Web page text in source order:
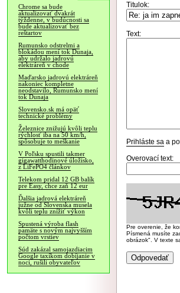
Chrome sa bude
aktualizovať dvakrát
týždenne, v budúcnosti sa
bude aktualizovať bez
reštartov
Rumunsko odstrelmi a
blokádou mení tok Dunaja,
aby udržalo jadrovú
elektráreň v chode
Maďarsko jadrovú elektráreň
nakoniec kompletne
neodstavilo, Rumunsko mení
tok Dunaja
Slovensko.sk má opäť
technické problémy
Železnice znižujú kvôli teplu
rýchlosť iba na 50 km/h,
spôsobuje to meškanie
V Poľsku spustili takmer
gigawatthodinové úložisko,
z LiFePO4 článkov
Telekom pridal 12 GB balík
pre Easy, chce zaň 12 eur
Ďalšia jadrová elektráreň
južne od Slovenska musela
kvôli teplu znížiť výkon
Spustená výroba flash
pamäte s novým najvyšším
počtom vrstiev
Súd zakázal samojazdiacim
Google taxíkom dobíjanie v
noci, rušili obyvateľov
Titulok:
Text:
Prihláste sa a
Overovací text:
Pre overenie, že
Písmená musíte
obrázok". V texte